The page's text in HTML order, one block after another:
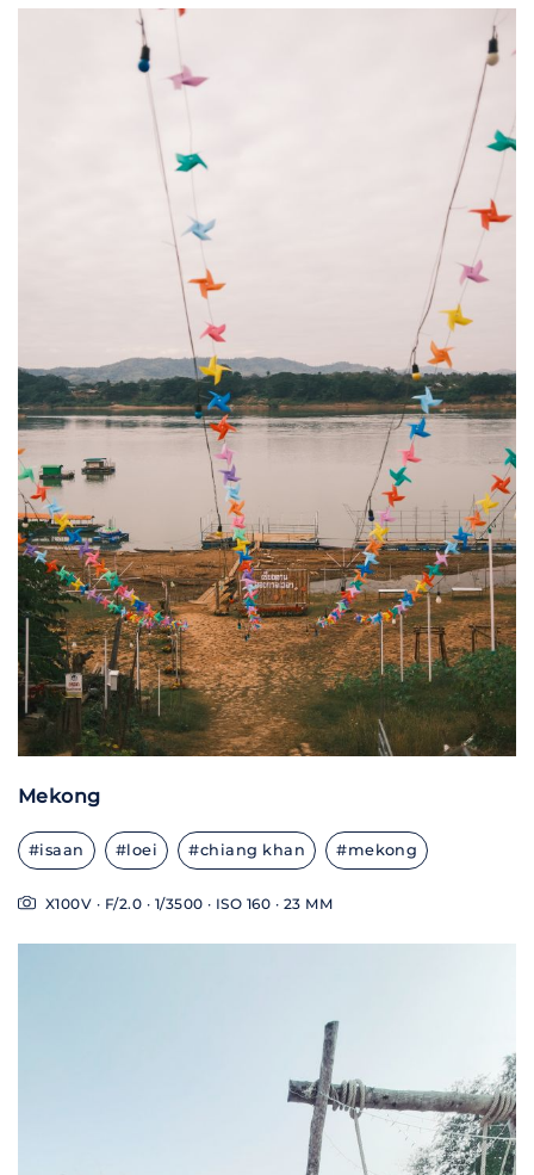
Mekong
#isaan #loei #chiang khan #mekong
X100V · F/2.0 · 1/3500 · ISO 160 · 23 MM